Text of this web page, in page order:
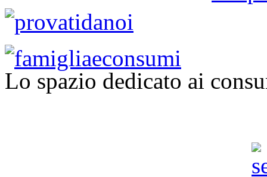
Lo spazio dedicato ai